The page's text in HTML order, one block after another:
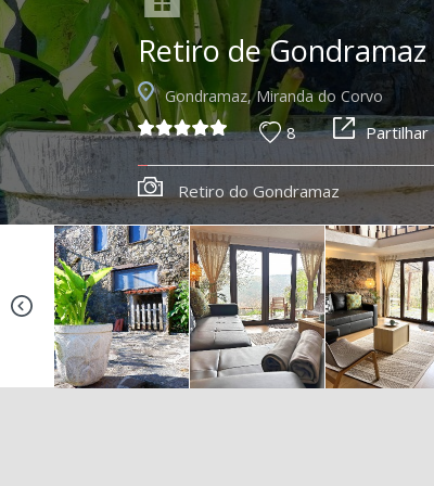
Retiro de Gondramaz
Gondramaz, Miranda do Corvo
8 Partilhar
Retiro do Gondramaz